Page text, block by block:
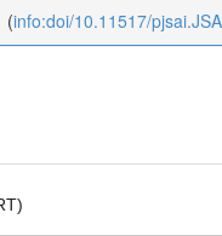
(info:doi/10.11517/